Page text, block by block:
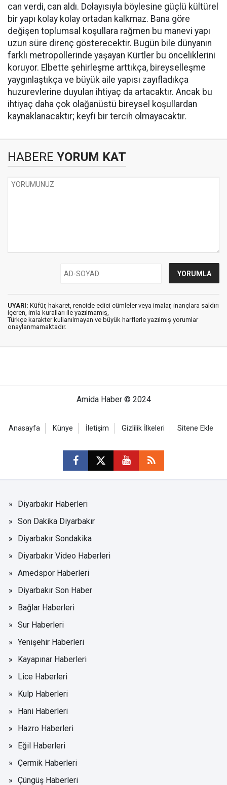
can verdi, can aldı. Dolayısıyla böylesine güçlü kültürel
bir yapı kolay kolay ortadan kalkmaz. Bana göre
değişen toplumsal koşullara rağmen bu manevi yapı
uzun süre direnç gösterecektir. Bugün bile dünyanın
farklı metropollerinde yaşayan Kürtler bu önceliklerini
koruyor. Elbette şehirleşme arttıkça, bireyselleşme
yaygınlaştıkça ve büyük aile yapısı zayıfladıkça
huzurevlerine duyulan ihtiyaç da artacaktır. Ancak bu
ihtiyaç daha çok olağanüstü bireysel koşullardan
kaynaklanacaktır; keyfi bir tercih olmayacaktır.
HABERE YORUM KAT
UYARI: Küfür, hakaret, rencide edici cümleler veya imalar, inançlara saldırı
içeren, imla kuralları ile yazılmamış,
Türkçe karakter kullanılmayan ve büyük harflerle yazılmış yorumlar
onaylanmamaktadır.
Amida Haber © 2024
Anasayfa Künye İletişim Gizlilik İlkeleri Sitene Ekle
Diyarbakır Haberleri
Son Dakika Diyarbakır
Diyarbakır Sondakika
Diyarbakır Video Haberleri
Amedspor Haberleri
Diyarbakır Son Haber
Bağlar Haberleri
Sur Haberleri
Yenişehir Haberleri
Kayapınar Haberleri
Lice Haberleri
Kulp Haberleri
Hani Haberleri
Hazro Haberleri
Eğil Haberleri
Çermik Haberleri
Çüngüş Haberleri